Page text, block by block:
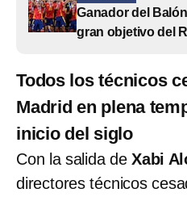
Ganador del
gran objetivo del
Todos los técnicos
Madrid en plena
inicio del siglo
Con la salida de Xabi
directores técnicos